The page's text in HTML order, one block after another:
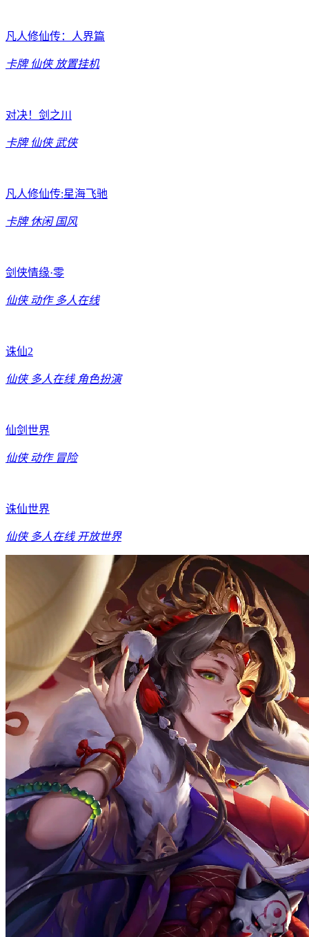
凡人修仙传：人界篇
卡牌 仙侠 放置挂机
对决！剑之川
卡牌 仙侠 武侠
凡人修仙传:星海飞驰
卡牌 休闲 国风
剑侠情缘·零
仙侠 动作 多人在线
诛仙2
仙侠 多人在线 角色扮演
仙剑世界
仙侠 动作 冒险
诛仙世界
仙侠 多人在线 开放世界